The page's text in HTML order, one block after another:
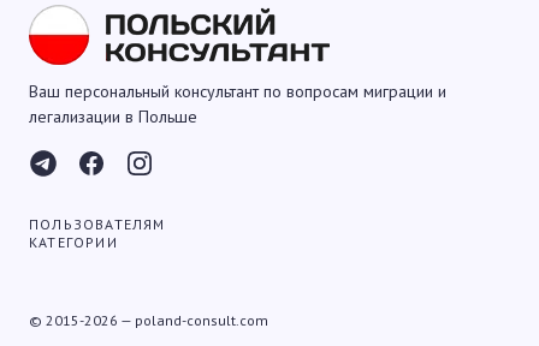
Ваш персональный консультант по вопросам миграции и
легализации в Польше
ПОЛЬЗОВАТЕЛЯМ
КАТЕГОРИИ
© 2015-2026 — poland-consult.com